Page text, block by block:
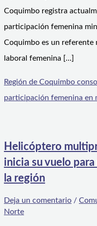
Coquimbo registra
participación femenina
Coquimbo es un referente
laboral femenina […]
Región de Coquimbo
participación femenina en
Helicóptero
inicia su vuelo
la región
Deja un comentario /
Norte